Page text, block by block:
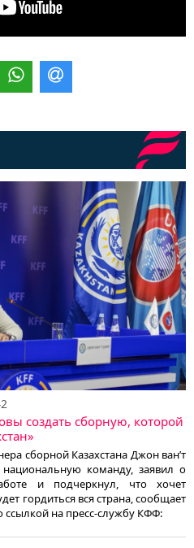
создать сборную, которой
сборной Казахстана Джон ван’т
команду, заявил о
и подчеркнул, что хочет
гордиться вся страна, сообщает
ссылкой на пресс-службу КФФ: